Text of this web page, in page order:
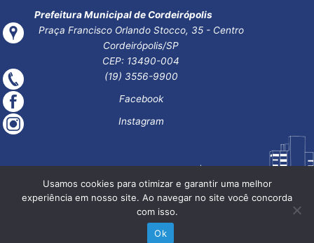
Prefeitura Municipal de Cordeirópolis
Praça Francisco Orlando Stocco, 35 - Centro
Cordeirópolis/SP
CEP: 13490-004
(19) 3556-9900
Facebook
Instagram
Usamos cookies para otimizar e garantir uma melhor
experiência em nosso site. Ao navegar no site você concorda
com isso.
Ok